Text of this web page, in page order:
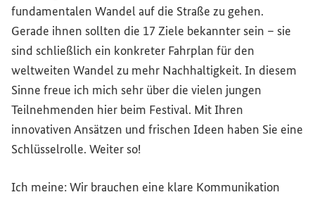
fundamentalen Wandel auf die Straße zu gehen.
Gerade ihnen sollten die 17 Ziele bekannter sein – sie
sind schließlich ein konkreter Fahrplan für den
weltweiten Wandel zu mehr Nachhaltigkeit. In diesem
Sinne freue ich mich sehr über die vielen jungen
Teilnehmenden hier beim Festival. Mit Ihren
innovativen Ansätzen und frischen Ideen haben Sie eine
Schlüsselrolle. Weiter so!
Ich meine: Wir brauchen eine klare Kommunikation